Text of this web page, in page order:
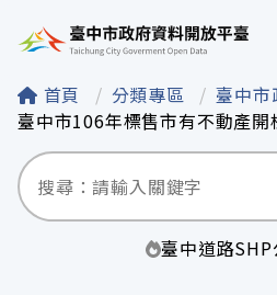
臺中市政
首頁 分類專區
臺中市
臺中市106年標售市有不動產開
臺中道路SHP